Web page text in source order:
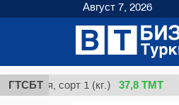
ГТСБТсорт 1 (кг.) 37,8 ТМТ
Август 7, 2026